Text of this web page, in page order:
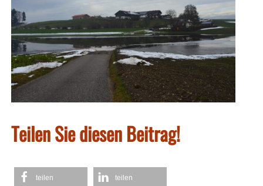
Teilen Sie diesen Beitrag!
teilen teilen